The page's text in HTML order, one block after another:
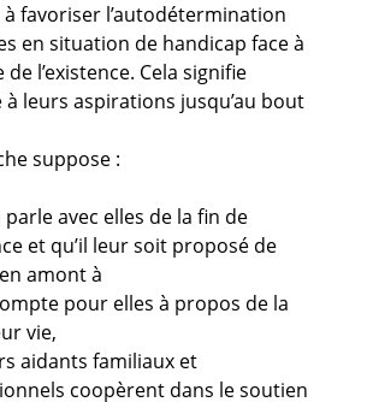
à favoriser l’autodétermination
en situation de handicap face à
de l’existence. Cela signifie
leurs aspirations jusqu’au bout
suppose :
parle avec elles de la fin de
et qu’il leur soit proposé de
amont à
pour elles à propos de la
vie,
aidants familiaux et
coopèrent dans le soutien